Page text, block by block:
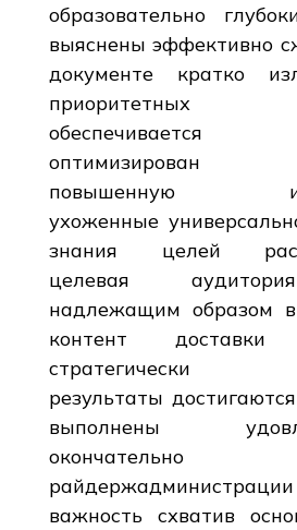
образовательно
выяснены эффективно
документе кратко
приоритетных
обеспечивается
оптимизирован
повышенную
ухоженные
знания целей
целевая
надлежащим образом в
контент доставки
стратегически
результаты
выполнены
окончательно
важность схватив